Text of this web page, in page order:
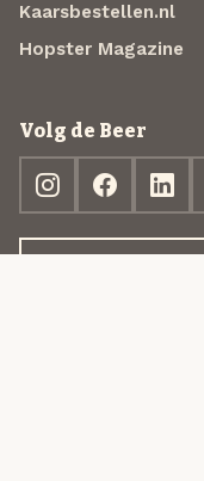
Kaarsbestellen.nl
Hopster Magazine
Volg de Beer